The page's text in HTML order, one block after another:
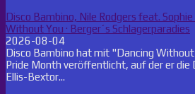
Disco Bambino, Nile Rodgers feat.
Without You · Berger´s Schlagerparadies
2026-08-04
Disco Bambino hat mit "Dancing Without
Pride Month veröffentlicht, auf der er die
Ellis-Bextor...